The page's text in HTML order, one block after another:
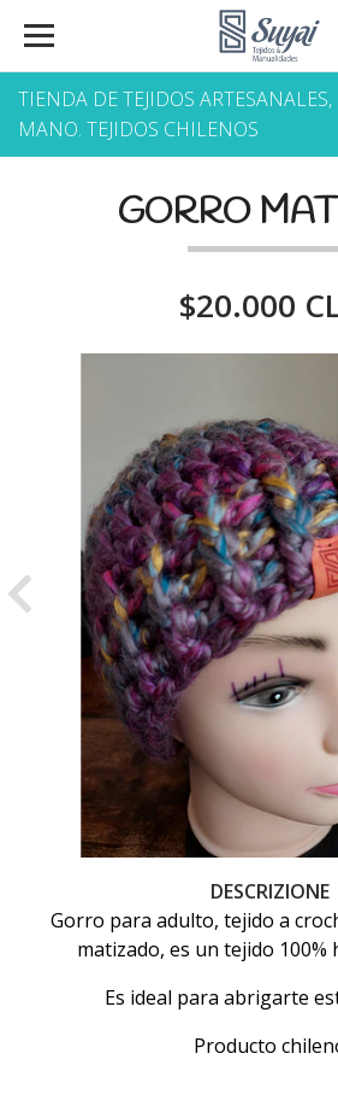
TIENDA DE TEJIDOS
MANO. TEJIDOS CHILENOS
GORRO
$20.000
Previous
DESCRIZIONE
Gorro para adulto, tejido a
matizado, es un tejido 100%
Es ideal para abrigarte
Producto